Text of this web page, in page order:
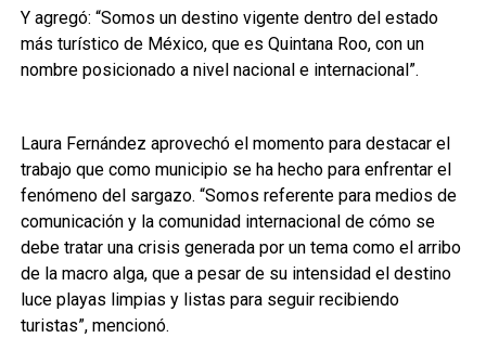
Y agregó: “Somos un destino vigente dentro del estado
más turístico de México, que es Quintana Roo, con un
nombre posicionado a nivel nacional e internacional”.
Laura Fernández aprovechó el momento para destacar el
trabajo que como municipio se ha hecho para enfrentar el
fenómeno del sargazo. “Somos referente para medios de
comunicación y la comunidad internacional de cómo se
debe tratar una crisis generada por un tema como el arribo
de la macro alga, que a pesar de su intensidad el destino
luce playas limpias y listas para seguir recibiendo
turistas”, mencionó.